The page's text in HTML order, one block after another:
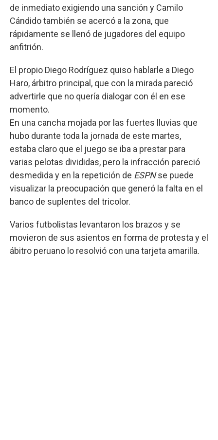
de inmediato exigiendo una sanción y Camilo
Cándido también se acercó a la zona, que
rápidamente se llenó de jugadores del equipo
anfitrión.
El propio Diego Rodríguez quiso hablarle a Diego
Haro, árbitro principal, que con la mirada pareció
advertirle que no quería dialogar con él en ese
momento.
En una cancha mojada por las fuertes lluvias que
hubo durante toda la jornada de este martes,
estaba claro que el juego se iba a prestar para
varias pelotas divididas, pero la infracción pareció
desmedida y en la repetición de ESPNse puede
visualizar la preocupación que generó la falta en el
banco de suplentes del tricolor.
Varios futbolistas levantaron los brazos y se
movieron de sus asientos en forma de protesta y el
ábitro peruano lo resolvió con una tarjeta amarilla.